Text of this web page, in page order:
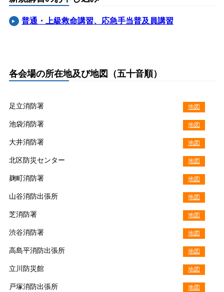
普通・上級救命講習、応急手当普及員講習
各会場の所在地及び地図（五十音順）
足立消防署 地図
池袋消防署 地図
大井消防署 地図
北区防災センター 地図
麹町消防署 地図
山谷消防出張所 地図
芝消防署 地図
渋谷消防署 地図
高島平消防出張所 地図
立川防災館 地図
戸塚消防出張所 地図